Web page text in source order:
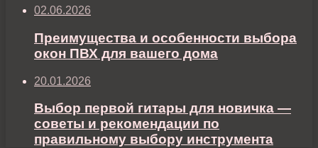
02.06.2026
Преимущества и особенности выбора
окон ПВХ для вашего дома
20.01.2026
Выбор первой гитары для новичка —
советы и рекомендации по
правильному выбору инструмента